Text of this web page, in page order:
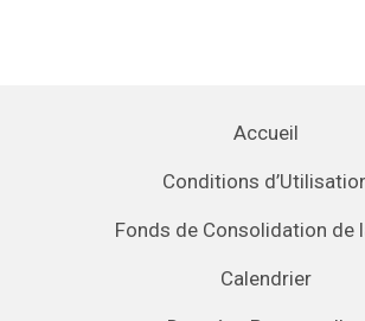
Accueil
Conditions
Fonds de Consolidation de
Calendrier